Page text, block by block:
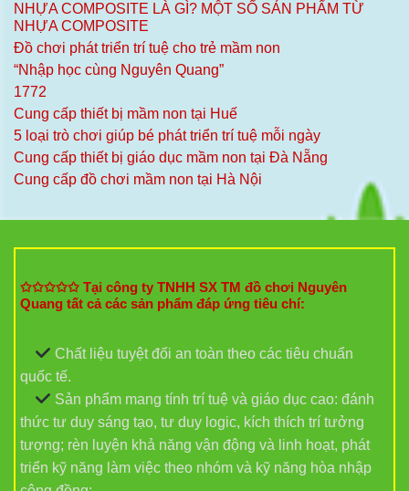
NHỰA COMPOSITE LÀ GÌ? MỘT SỐ SẢN PHẨM TỪ
NHỰA COMPOSITE
Đồ chơi phát triển trí tuệ cho trẻ mầm non
“Nhập học cùng Nguyên Quang”
1772
Cung cấp thiết bị mầm non tại Huế
5 loại trò chơi giúp bé phát triển trí tuệ mỗi ngày
Cung cấp thiết bị giáo dục mầm non tại Đà Nẵng
Cung cấp đồ chơi mầm non tại Hà Nội
✩✩✩✩✩ Tại công ty TNHH SX TM đồ chơi Nguyên
Quang tất cả các sản phẩm đáp ứng tiêu chí:
Chất liệu tuyệt đối an toàn theo các tiêu chuẩn
quốc tế.
Sản phẩm mang tính trí tuệ và giáo dục cao: đánh
thức tư duy sáng tạo, tư duy logic, kích thích trí tưởng
tượng; rèn luyện khả năng vận động và linh hoạt, phát
triển kỹ năng làm việc theo nhóm và kỹ năng hòa nhập